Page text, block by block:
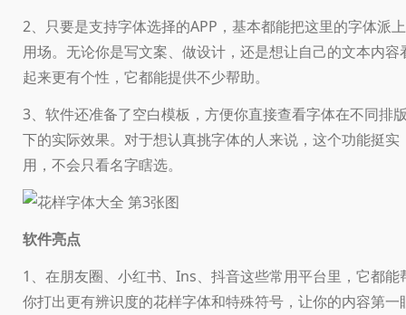
2、只要是支持字体选择的APP，基本都能把这里的字体派上
用场。无论你是写文案、做设计，还是想让自己的文本内容
起来更有个性，它都能提供不少帮助。
3、软件还准备了空白模板，方便你直接查看字体在不同排
下的实际效果。对于想认真挑字体的人来说，这个功能挺实
用，不会只看名字瞎选。
软件亮点
1、在朋友圈、小红书、Ins、抖音这些常用平台里，它都能
你打出更有辨识度的花样字体和特殊符号，让你的内容第一